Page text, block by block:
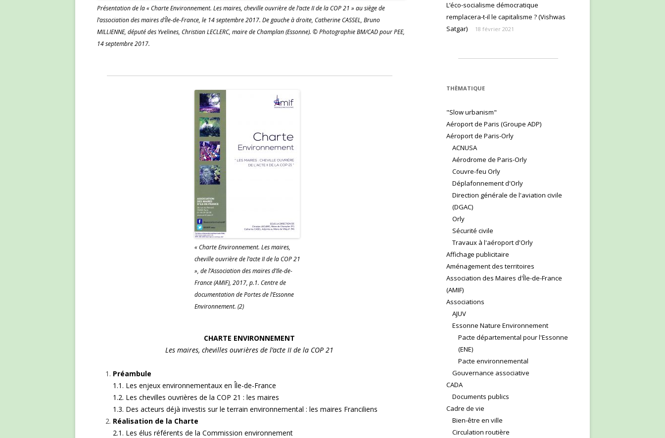
Présentation de la « Charte Environnement. Les maires, cheville ouvrière de l’acte II de la COP 21 » au siège de
l’association des maires d’Île-de-France, le 14 septembre 2017. De gauche à droite, Catherine CASSEL, Bruno
MILLIENNE, député des Yvelines, Christian LECLERC, maire de Champlan (Essonne). © Photographie BM/CAD pour PEE,
14 septembre 2017.
« Charte Environnement. Les maires,
cheville ouvrière de l’acte II de la COP 21
», de l’Association des maires d’Ile-de-
France (AMIF), 2017, p.1. Centre de
documentation de Portes de l’Essonne
Environnement. (2)
CHARTE ENVIRONNEMENT
Les maires, chevilles ouvrières de l’acte II de la COP 21
Préambule
1.1. Les enjeux environnementaux en Île-de-France
1.2. Les chevilles ouvrières de la COP 21 : les maires
1.3. Des acteurs déjà investis sur le terrain environnemental : les maires Franciliens
Réalisation de la Charte
2.1. Les élus référents de la Commission environnement
L’éco-socialisme démocratique
remplacera-t-il le capitalisme ? (Vishwas
Satgar)
18 février 2021
THÈMATIQUE
"Slow urbanism"
Aéroport de Paris (Groupe ADP)
Aéroport de Paris-Orly
ACNUSA
Aérodrome de Paris-Orly
Couvre-feu Orly
Déplafonnement d'Orly
Direction générale de l'aviation civile
(DGAC)
Orly
Sécurité civile
Travaux à l'aéroport d'Orly
Affichage publicitaire
Aménagement des territoires
Association des Maires d'Île-de-France
(AMIF)
Associations
AJUV
Essonne Nature Environnement
Pacte départemental pour l'Essonne
(ENE)
Pacte environnemental
Gouvernance associative
CADA
Documents publics
Cadre de vie
Bien-être en ville
Circulation routière